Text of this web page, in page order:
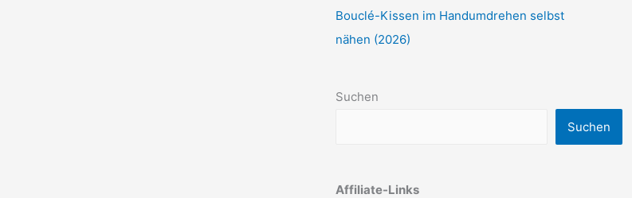
Bouclé-Kissen im Handumdrehen selbst
nähen (2026)
Suchen
Suchen
Affiliate-Links